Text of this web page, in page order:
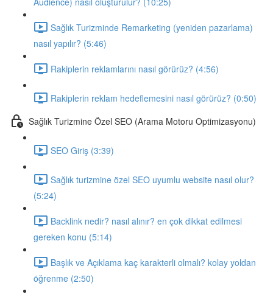
Sağlık Turizminde Remarketing (yeniden pazarlama)
nasıl yapılır? (5:46)
Rakiplerin reklamlarını nasıl görürüz? (4:56)
Rakiplerin reklam hedeflemesini nasıl görürüz? (0:50)
Sağlık Turizmine Özel SEO (Arama Motoru Optimizasyonu)
SEO Giriş (3:39)
Sağlık turizmine özel SEO uyumlu website nasıl olur?
(5:24)
Backlink nedir? nasıl alınır? en çok dikkat edilmesi
gereken konu (5:14)
Başlık ve Açıklama kaç karakterli olmalı? kolay yoldan
öğrenme (2:50)